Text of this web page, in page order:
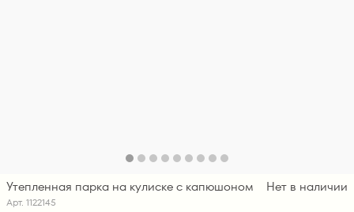
Утепленная парка на кулиске с капюшоном
Арт. 1122145
Нет в наличии